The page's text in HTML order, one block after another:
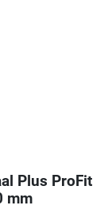
Plus ProFit
mm